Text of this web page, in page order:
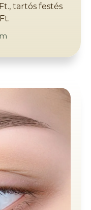
tartós festés